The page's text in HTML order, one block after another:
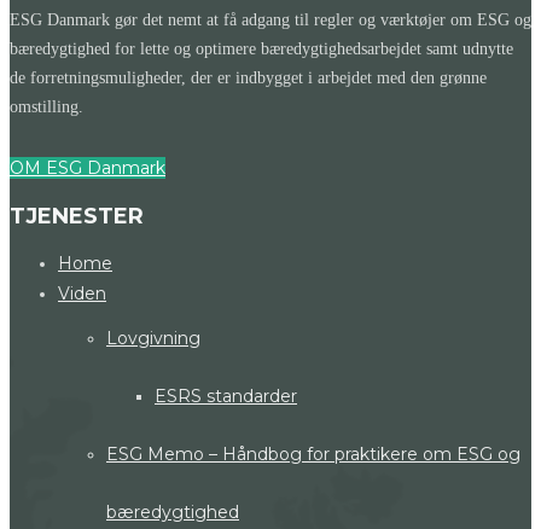
ESG Danmark gør det nemt at få adgang til regler og værktøjer om ESG og
bæredygtighed for lette og optimere bæredygtighedsarbejdet samt udnytte
de forretningsmuligheder, der er indbygget i arbejdet med den grønne
omstilling.
OM ESG Danmark
TJENESTER
Home
Viden
Lovgivning
ESRS standarder
ESG Memo – Håndbog for praktikere om ESG og
bæredygtighed